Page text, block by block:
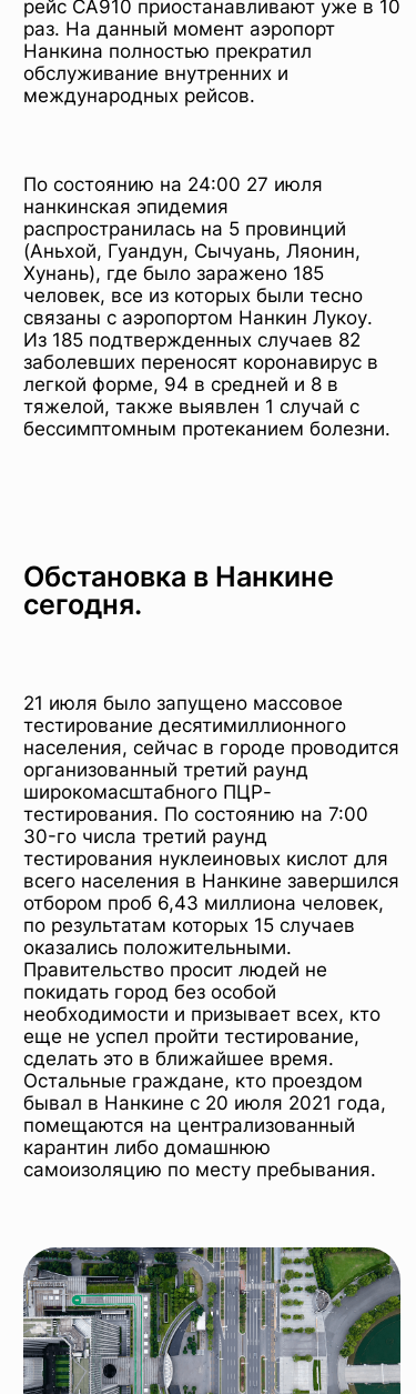
рейс CA910 приостанавливают уже в 10
раз. На данный момент аэропорт
Нанкина полностью прекратил
обслуживание внутренних и
международных рейсов.
По состоянию на 24:00 27 июля
нанкинская эпидемия
распространилась на 5 провинций
(Аньхой, Гуандун, Сычуань, Ляонин,
Хунань), где было заражено 185
человек, все из которых были тесно
связаны с аэропортом Нанкин Лукоу.
Из 185 подтвержденных случаев 82
заболевших переносят коронавирус в
легкой форме, 94 в средней и 8 в
тяжелой, также выявлен 1 случай с
бессимптомным протеканием болезни.
Обстановка в Нанкине
сегодня.
21 июля было запущено массовое
тестирование десятимиллионного
населения, сейчас в городе проводится
организованный третий раунд
широкомасштабного ПЦР-
тестирования. По состоянию на 7:00
30-го числа третий раунд
тестирования нуклеиновых кислот для
всего населения в Нанкине завершился
отбором проб 6,43 миллиона человек,
по результатам которых 15 случаев
оказались положительными.
Правительство просит людей не
покидать город без особой
необходимости и призывает всех, кто
еще не успел пройти тестирование,
сделать это в ближайшее время.
Остальные граждане, кто проездом
бывал в Нанкине с 20 июля 2021 года,
помещаются на централизованный
карантин либо домашнюю
самоизоляцию по месту пребывания.